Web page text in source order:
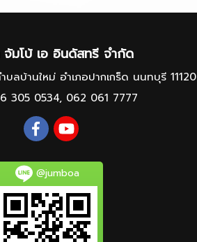
มโบ้ เอ อินดัสทรี จำกัด
ลบ้านใหม่ อำเภอปากเกร็ด นนทบุรี 11120
305 0534, 062 061 7777
@jumboa